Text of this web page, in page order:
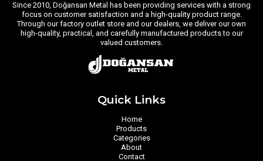
Since 2010, Doğansan Metal has been providing services with a strong
focus on customer satisfaction and a high-quality product range.
Through our factory outlet store and our dealers, we deliver our own
high-quality, practical, and carefully manufactured products to our
valued customers.
Quick Links
Home
Products
Categories
About
Contact